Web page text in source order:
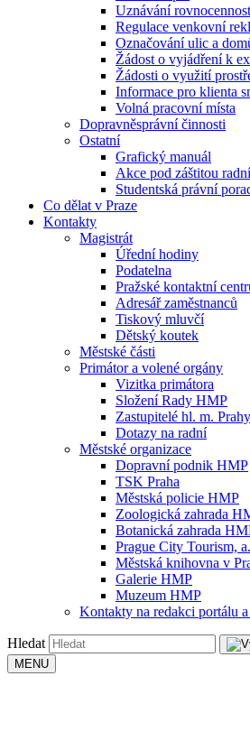
Uznávání
Regulace venkovní
Označování ulic a
Žádost o vyjádření k
Žádosti o využití
Informace pro klienta
Volná pracovní místa
Dopravněsprávní činnosti
Ostatní
Grafický manuál
Akce pod záštitou
Studentská právní
Co dělat v Praze
Kontakty
Magistrát
Úřední hodiny
Podatelna
Pražské kontaktní
Adresář zaměstnanců
Tiskový mluvčí
Dětský koutek
Městské části
Primátor a volené orgány
Vizitka primátora
Složení Rady HMP
Zastupitelé hl. m. Prahy
Dotazy na radní
Městské organizace
Dopravní podnik HMP
TSK Praha
Městská policie HMP
Zoologická zahrada
Botanická zahrada
Prague City Tourism,
Městská knihovna v
Galerie HMP
Muzeum HMP
Kontakty na redakci portálu a
Hledat
MENU